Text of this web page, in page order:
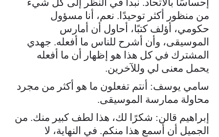
من منظور أكثر توحيدًا. نعم، أنا مسؤول
حكومي، أؤلف كتبًا، أحاول أن أمارس
الموسيقى، وأن أشرح للناس ما أفعله. جهدي
المشترك في كل هذا هو إظهار أن ما أفعله
يحمل معنى لي وللآخرين.
سامي يوسف: أنتم تفعلون ما هو أكثر من مجرد
محاولة ممارسة الموسيقى.
إبراهيم قالن: شكرًا لك، هذا لطف كبير منك. من
الجميل أن أسمع هذا منكم. في النهاية، لا